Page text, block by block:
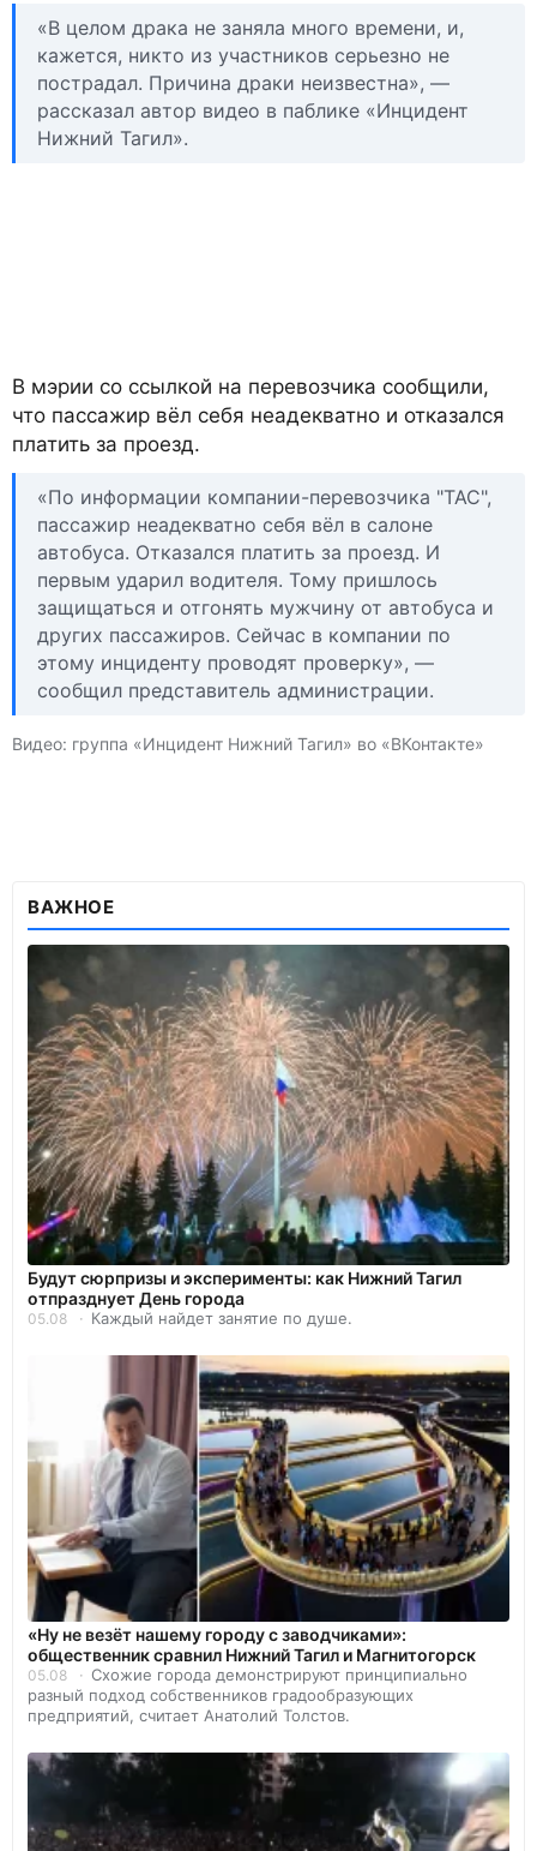
«В целом драка не заняла много времени, и,
кажется, никто из участников серьезно не
пострадал. Причина драки неизвестна», —
рассказал автор видео в паблике «Инцидент
Нижний Тагил».
В мэрии со ссылкой на перевозчика сообщили,
что пассажир вёл себя неадекватно и отказался
платить за проезд.
«По информации компании-перевозчика "ТАС",
пассажир неадекватно себя вёл в салоне
автобуса. Отказался платить за проезд. И
первым ударил водителя. Тому пришлось
защищаться и отгонять мужчину от автобуса и
других пассажиров. Сейчас в компании по
этому инциденту проводят проверку», —
сообщил представитель администрации.
Видео: группа «Инцидент Нижний Тагил» во «ВКонтакте»
ВАЖНОЕ
Будут сюрпризы и эксперименты: как Нижний Тагил
отпразднует День города
05.08 Каждый найдет занятие по душе.
«Ну не везёт нашему городу с заводчиками»:
общественник сравнил Нижний Тагил и Магнитогорск
05.08
Схожие города демонстрируют принципиально
разный подход собственников градообразующих
предприятий, считает Анатолий Толстов.